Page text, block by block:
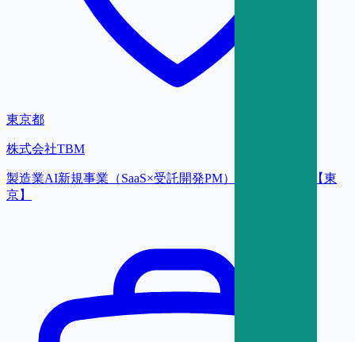
東京都
株式会社TBM
製造業AI新規事業（SaaS×受託開発PM）／部門長候補【東
京】